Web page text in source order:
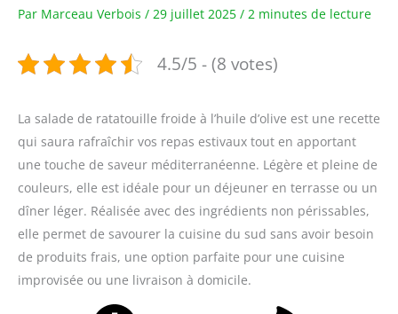
Par Marceau Verbois / 29 juillet 2025 / 2 minutes de lecture
4.5/5 - (8 votes)
La salade de ratatouille froide à l’huile d’olive est une recette
qui saura rafraîchir vos repas estivaux tout en apportant
une touche de saveur méditerranéenne. Légère et pleine de
couleurs, elle est idéale pour un déjeuner en terrasse ou un
dîner léger. Réalisée avec des ingrédients non périssables,
elle permet de savourer la cuisine du sud sans avoir besoin
de produits frais, une option parfaite pour une cuisine
improvisée ou une livraison à domicile.